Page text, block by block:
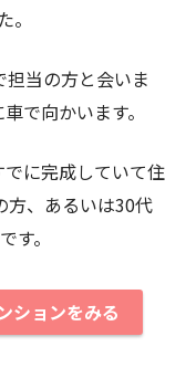
当の方と会いま
で向かいます。
に完成していて住
方、あるいは30代
す。
ションをみる